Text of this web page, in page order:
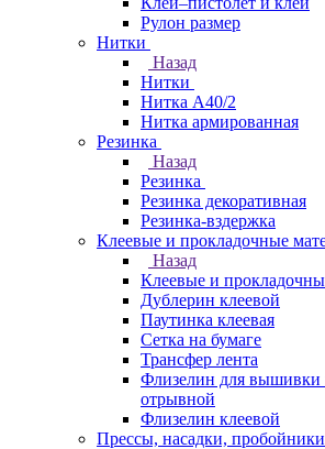
Рулон размер
Нитки
Назад
Нитки
Нитка А40/2
Нитка армированная
Резинка
Назад
Резинка
Резинка декоративная
Резинка-вздержка
Клеевые и прокладочные
Назад
Клеевые и
Дублерин клеевой
Паутинка клеевая
Сетка на бумаге
Трансфер лента
Флизелин для вышивки
отрывной
Флизелин клеевой
Прессы, насадки, пробойники